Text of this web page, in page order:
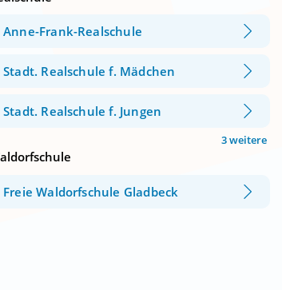
Anne-Frank-Realschule
Stadt. Realschule f. Mädchen
Stadt. Realschule f. Jungen
3 weitere
Freie Waldorfschule Gladbeck